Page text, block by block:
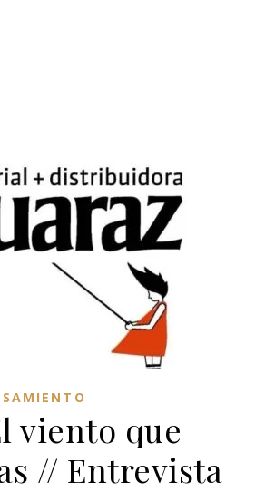
viento que
// Entrevista